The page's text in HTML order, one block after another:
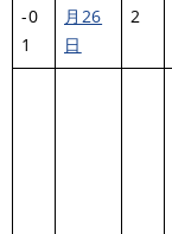
-0
1
月26
日
2